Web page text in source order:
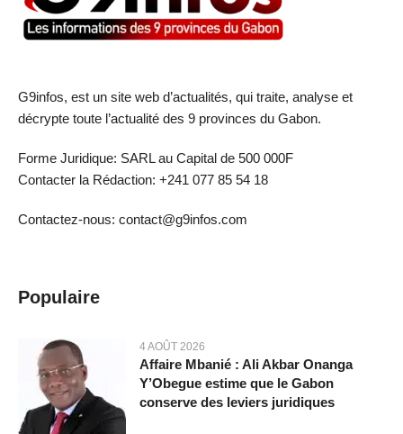
G9infos, est un site web d’actualités, qui traite, analyse et
décrypte toute l’actualité des 9 provinces du Gabon.
Forme Juridique: SARL au Capital de 500 000F
Contacter la Rédaction: +241 077 85 54 18
Contactez-nous: contact@g9infos.com
Populaire
4 AOÛT 2026
Affaire Mbanié : Ali Akbar Onanga
Y’Obegue estime que le Gabon
conserve des leviers juridiques